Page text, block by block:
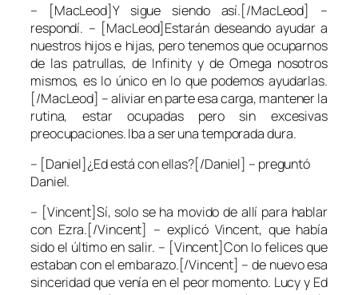
– [MacLeod]Y sigue siendo así.[/MacLeod] –
respondí. – [MacLeod]Estarán deseando ayudar a
nuestros hijos e hijas, pero tenemos que ocuparnos
de las patrullas, de Infinity y de Omega nosotros
mismos, es lo único en lo que podemos ayudarlas.
[/MacLeod] – aliviar en parte esa carga, mantener la
rutina, estar ocupadas pero sin excesivas
preocupaciones. Iba a ser una temporada dura.
– [Daniel]¿Ed está con ellas?[/Daniel] – preguntó
Daniel.
– [Vincent]Sí, solo se ha movido de allí para hablar
con Ezra.[/Vincent] – explicó Vincent, que había
sido el último en salir. – [Vincent]Con lo felices que
estaban con el embarazo.[/Vincent] – de nuevo esa
sinceridad que venía en el peor momento. Lucy y Ed